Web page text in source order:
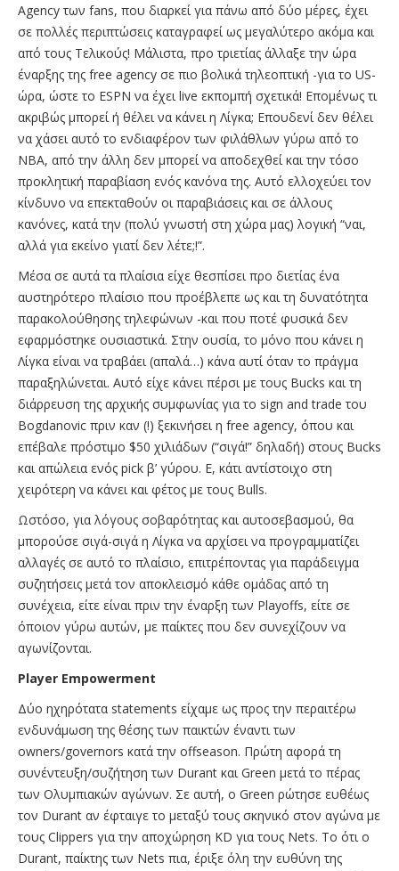
Agency των fans, που διαρκεί για πάνω από δύο μέρες, έχει
σε πολλές περιπτώσεις καταγραφεί ως μεγαλύτερο ακόμα και
από τους Τελικούς! Μάλιστα, προ τριετίας άλλαξε την ώρα
έναρξης της free agency σε πιο βολικά τηλεοπτική -για το US-
ώρα, ώστε το ESPN να έχει live εκπομπή σχετικά! Επομένως τι
ακριβώς μπορεί ή θέλει να κάνει η Λίγκα; Επουδενί δεν θέλει
να χάσει αυτό το ενδιαφέρον των φιλάθλων γύρω από το
ΝΒΑ, από την άλλη δεν μπορεί να αποδεχθεί και την τόσο
προκλητική παραβίαση ενός κανόνα της. Αυτό ελλοχεύει τον
κίνδυνο να επεκταθούν οι παραβιάσεις και σε άλλους
κανόνες, κατά την (πολύ γνωστή στη χώρα μας) λογική “ναι,
αλλά για εκείνο γιατί δεν λέτε;!”.
Μέσα σε αυτά τα πλαίσια είχε θεσπίσει προ διετίας ένα
αυστηρότερο πλαίσιο που προέβλεπε ως και τη δυνατότητα
παρακολούθησης τηλεφώνων -και που ποτέ φυσικά δεν
εφαρμόστηκε ουσιαστικά. Στην ουσία, το μόνο που κάνει η
Λίγκα είναι να τραβάει (απαλά…) κάνα αυτί όταν το πράγμα
παραξηλώνεται. Αυτό είχε κάνει πέρσι με τους Bucks και τη
διάρρευση της αρχικής συμφωνίας για το sign and trade του
Bogdanovic πριν καν (!) ξεκινήσει η free agency, όπου και
επέβαλε πρόστιμο $50 χιλιάδων (“σιγά!” δηλαδή) στους Bucks
και απώλεια ενός pick β’ γύρου. Ε, κάτι αντίστοιχο στη
χειρότερη να κάνει και φέτος με τους Bulls.
Ωστόσο, για λόγους σοβαρότητας και αυτοσεβασμού, θα
μπορούσε σιγά-σιγά η Λίγκα να αρχίσει να προγραμματίζει
αλλαγές σε αυτό το πλαίσιο, επιτρέποντας για παράδειγμα
συζητήσεις μετά τον αποκλεισμό κάθε ομάδας από τη
συνέχεια, είτε είναι πριν την έναρξη των Playoffs, είτε σε
όποιον γύρω αυτών, με παίκτες που δεν συνεχίζουν να
αγωνίζονται.
Player Empowerment
Δύο ηχηρότατα statements είχαμε ως προς την περαιτέρω
ενδυνάμωση της θέσης των παικτών έναντι των
owners/governors κατά την offseason. Πρώτη αφορά τη
συνέντευξη/συζήτηση των Durant και Green μετά το πέρας
των Ολυμπιακών αγώνων. Σε αυτή, ο Green ρώτησε ευθέως
τον Durant αν έφταιγε το μεταξύ τους σκηνικό στον αγώνα με
τους Clippers για την αποχώρηση KD για τους Nets. Το ότι ο
Durant, παίκτης των Nets πια, έριξε όλη την ευθύνη της